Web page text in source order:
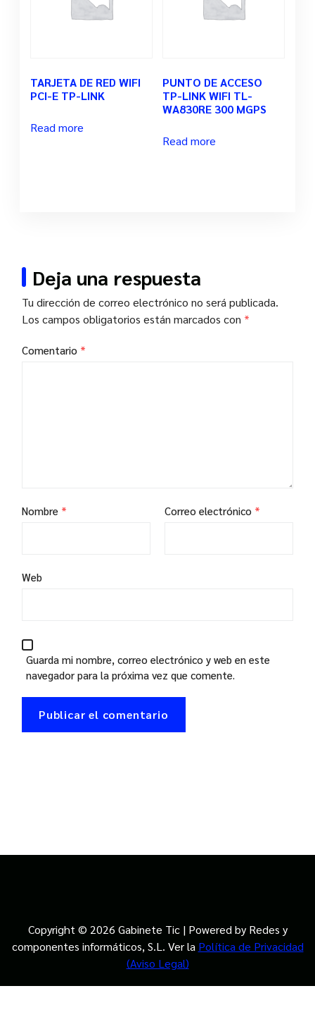
TARJETA DE RED WIFI
PCI-E TP-LINK
Read more
PUNTO DE ACCESO
TP-LINK WIFI TL-
WA830RE 300 MGPS
Read more
Deja una respuesta
Tu dirección de correo electrónico no será publicada.
Los campos obligatorios están marcados con *
Comentario *
Nombre * Correo electrónico *
Web
Guarda mi nombre, correo electrónico y web en este
navegador para la próxima vez que comente.
Copyright © 2026 Gabinete Tic | Powered by Redes y
componentes informáticos, S.L. Ver la Política de Privacidad
(Aviso Legal)